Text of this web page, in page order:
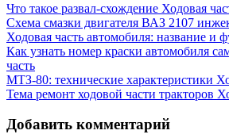
Что такое развал-схождение Ходовая
Схема смазки двигателя ВАЗ 2107
Ходовая часть автомобиля: название и
Как узнать номер краски автомобиля
часть
МТЗ-80: технические характеристики
Тема ремонт ходовой части тракторов
Добавить комментарий